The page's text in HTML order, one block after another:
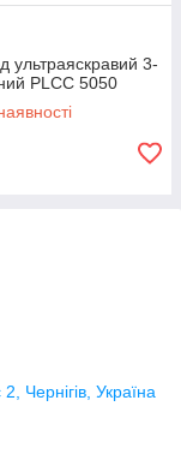
ультраяскравий 3-
PLCC 5050
Чернігів, Україна